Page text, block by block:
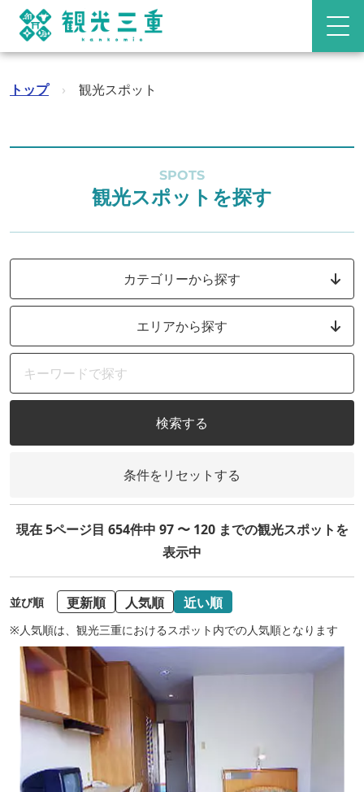
トップ › 観光スポット
SPOTS
観光スポットを探す
カテゴリーから探す
エリアから探す
検索する
条件をリセットする
現在 5ページ目 654件中 97 〜 120 までの観光スポットを
表示中
並び順 更新順 人気順 近い順
※人気順は、観光三重におけるスポット内での人気順となります